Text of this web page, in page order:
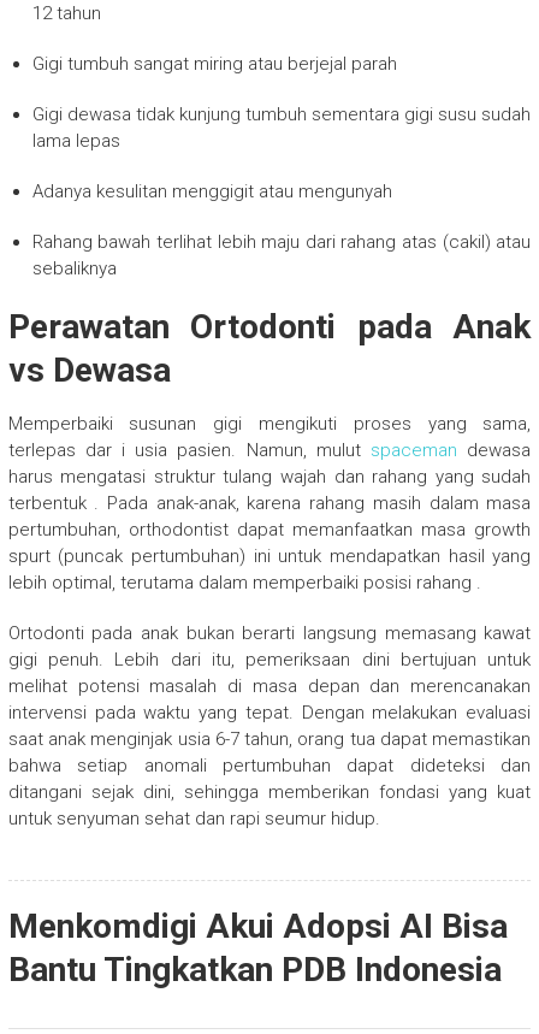
12 tahun
Gigi tumbuh sangat miring atau berjejal parah
Gigi dewasa tidak kunjung tumbuh sementara gigi susu sudah
lama lepas
Adanya kesulitan menggigit atau mengunyah
Rahang bawah terlihat lebih maju dari rahang atas (cakil) atau
sebaliknya
Perawatan Ortodonti pada Anak
vs Dewasa
Memperbaiki susunan gigi mengikuti proses yang sama,
terlepas dar i usia pasien. Namun, mulut spaceman dewasa
harus mengatasi struktur tulang wajah dan rahang yang sudah
terbentuk . Pada anak-anak, karena rahang masih dalam masa
pertumbuhan, orthodontist dapat memanfaatkan masa growth
spurt (puncak pertumbuhan) ini untuk mendapatkan hasil yang
lebih optimal, terutama dalam memperbaiki posisi rahang .
Ortodonti pada anak bukan berarti langsung memasang kawat
gigi penuh. Lebih dari itu, pemeriksaan dini bertujuan untuk
melihat potensi masalah di masa depan dan merencanakan
intervensi pada waktu yang tepat. Dengan melakukan evaluasi
saat anak menginjak usia 6-7 tahun, orang tua dapat memastikan
bahwa setiap anomali pertumbuhan dapat dideteksi dan
ditangani sejak dini, sehingga memberikan fondasi yang kuat
untuk senyuman sehat dan rapi seumur hidup.
Menkomdigi Akui Adopsi AI Bisa
Bantu Tingkatkan PDB Indonesia